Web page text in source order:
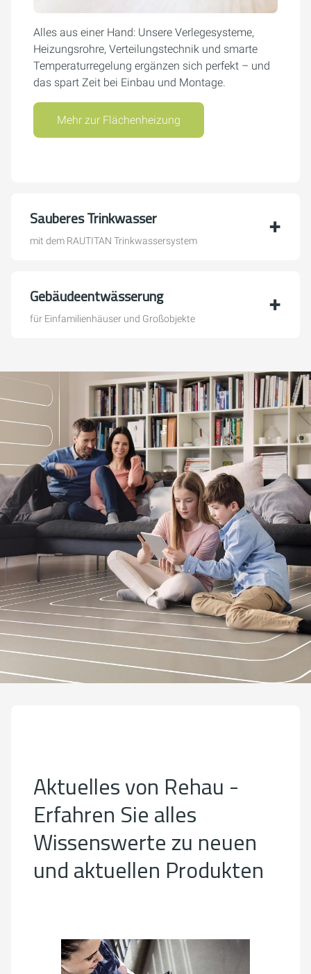
Alles aus einer Hand: Unsere Verlegesysteme,
Heizungsrohre, Verteilungstechnik und smarte
Temperaturregelung ergänzen sich perfekt – und
das spart Zeit bei Einbau und Montage.
Mehr zur Flächenheizung
Sauberes Trinkwasser
mit dem RAUTITAN Trinkwassersystem
Gebäudeentwässerung
für Einfamilienhäuser und Großobjekte
Aktuelles von Rehau -
Erfahren Sie alles
Wissenswerte zu neuen
und aktuellen Produkten